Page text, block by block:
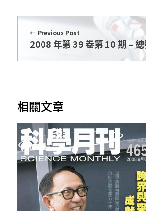
Previous Post
2008 年第 39 卷第 10 期 –
相關文章